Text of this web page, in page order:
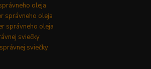
oleja
správneho oleja
správneho oleja
sviečky
sviečky